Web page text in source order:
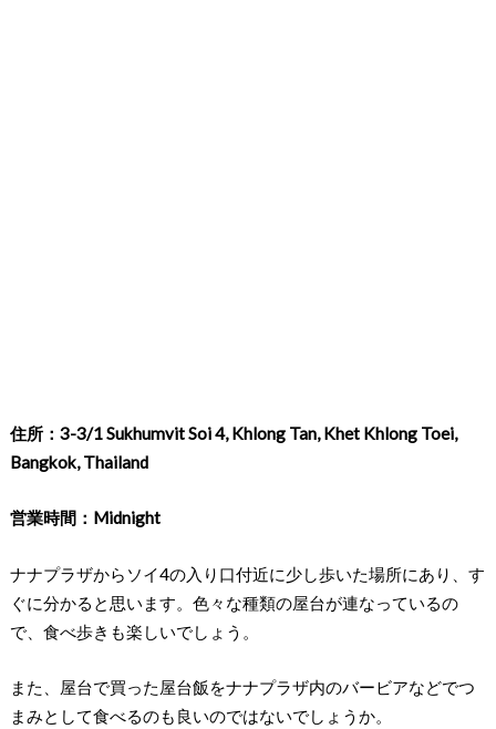
住所：3-3/1 Sukhumvit Soi 4, Khlong Tan, Khet Khlong Toei,
Bangkok, Thailand
営業時間：Midnight
ナナプラザからソイ4の入り口付近に少し歩いた場所にあり、す
ぐに分かると思います。色々な種類の屋台が連なっているの
で、食べ歩きも楽しいでしょう。
また、屋台で買った屋台飯をナナプラザ内のバービアなどでつ
まみとして食べるのも良いのではないでしょうか。